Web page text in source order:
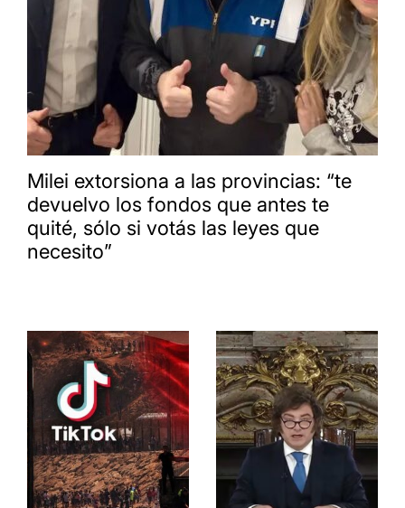
Milei extorsiona a las provincias: “te
devuelvo los fondos que antes te
quité, sólo si votás las leyes que
necesito”